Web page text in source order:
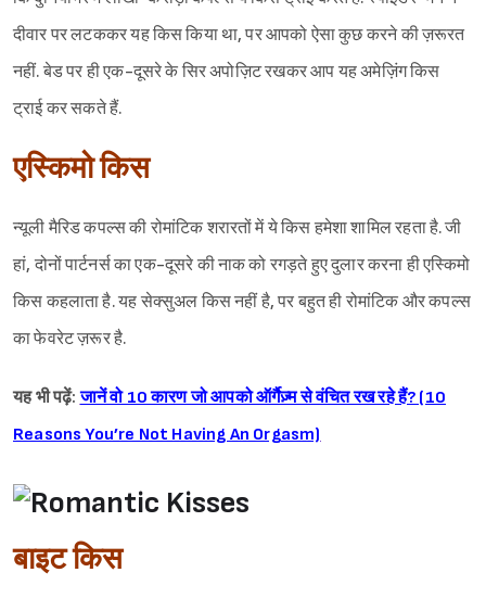
Sign in
दीवार पर लटककर यह किस किया था, पर आपको ऐसा कुछ करने की ज़रूरत
नहीं. बेड पर ही एक-दूसरे के सिर अपोज़िट रखकर आप यह अमेज़िंग किस
ट्राई कर सकते हैं.
एस्किमो किस
न्यूली मैरिड कपल्स की रोमांटिक शरारतों में ये किस हमेशा शामिल रहता है. जी
हां, दोनों पार्टनर्स का एक-दूसरे की नाक को रगड़ते हुए दुलार करना ही एस्किमो
किस कहलाता है. यह सेक्सुअल किस नहीं है, पर बहुत ही रोमांटिक और कपल्स
का फेवरेट ज़रूर है.
यह भी पढ़ें:जानें वो 10 कारण जो आपको ऑर्गैज़्म से वंचित रख रहे हैं? (10
Reasons You’re Not Having An Orgasm)
बाइट किस